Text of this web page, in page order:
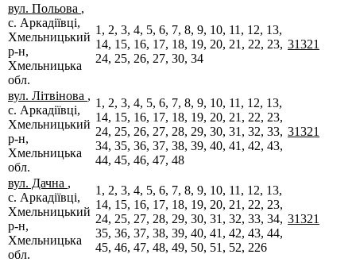
вул. Польова ,
с. Аркадіївці,
Хмельницький
р-н,
Хмельницька
обл.
1, 2, 3, 4, 5, 6, 7, 8, 9, 10, 11, 12, 13,
14, 15, 16, 17, 18, 19, 20, 21, 22, 23,
24, 25, 26, 27, 30, 34
31321
вул. Літвінова ,
с. Аркадіївці,
Хмельницький
р-н,
Хмельницька
обл.
1, 2, 3, 4, 5, 6, 7, 8, 9, 10, 11, 12, 13,
14, 15, 16, 17, 18, 19, 20, 21, 22, 23,
24, 25, 26, 27, 28, 29, 30, 31, 32, 33,
34, 35, 36, 37, 38, 39, 40, 41, 42, 43,
44, 45, 46, 47, 48
31321
вул. Дачна ,
с. Аркадіївці,
Хмельницький
р-н,
Хмельницька
обл.
1, 2, 3, 4, 5, 6, 7, 8, 9, 10, 11, 12, 13,
14, 15, 16, 17, 18, 19, 20, 21, 22, 23,
24, 25, 27, 28, 29, 30, 31, 32, 33, 34,
35, 36, 37, 38, 39, 40, 41, 42, 43, 44,
45, 46, 47, 48, 49, 50, 51, 52, 226
31321